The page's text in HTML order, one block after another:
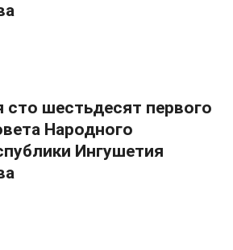
сто шестьдесят первого
Народного
Ингушетия